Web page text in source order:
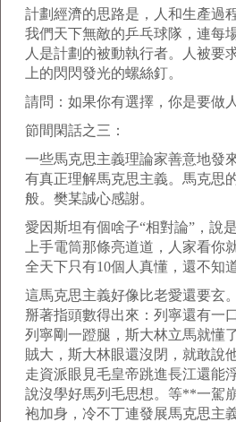
計劃經濟的思路是，人和生產過
我們天下無敵的乒乓球隊，連每
人是計劃的被動執行者。人被要
上的閃閃發光的螺絲釘。
請問：如果你有選擇，你是要做
節間閑話之三：
一些馬克思主義理論家善意地發
有真正理解馬克思主義。馬克思
般。樊某誠心感謝。
愛因斯坦有個啥子“相對論”，說
上手電筒那條亮道道，人家看你
全天下只有10個人真懂，還不知
這馬克思主義好像比老愛還要玄
掰著指頭數得出來：列寧還有一
列寧剛一蹬腿，斯大林立馬就懂
賊大，斯大林眼還沒閉，就敢說
走資派眼見毛皇帝跳進長江還能
說沒學好馬列毛思想。等**一駕
袍加身，冷不丁連發展馬克思主